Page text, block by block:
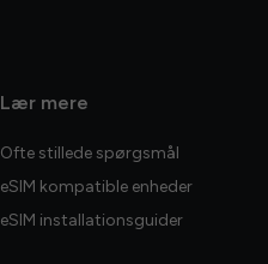
Lær mere
Ofte stillede spørgsmål
eSIM kompatible enheder
eSIM installationsguider